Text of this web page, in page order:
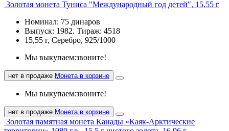
Золотая монета Туниса "Международный год детей", 15,55 г
Номинал: 75 динаров
Выпуск: 1982. Тираж: 4518
15,55 г, Серебро, 925/1000
Мы выкупаем:звоните!
нет в продаже Монета в корзине
Мы выкупаем:звоните!
нет в продаже Монета в корзине
Золотая памятная монета Канады «Каяк-Арктические